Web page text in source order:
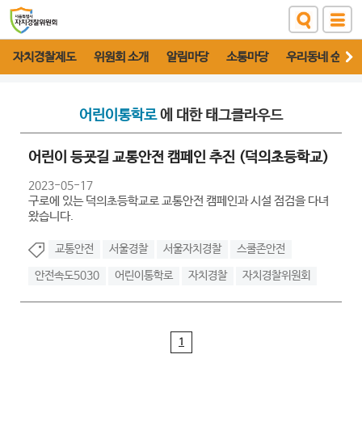
자치경찰제도 위원회 소개 알림마당 소통마당 우리동네 순찰대
어린이통학로에 대한 태그클라우드
어린이 등굣길 교통안전 캠페인 추진 (덕의초등학교)
2023-05-17
구로에 있는 덕의초등학교로 교통안전 캠페인과 시설 점검을 다녀
왔습니다.
교통안전 서울경찰 서울자치경찰 스쿨존안전
안전속도5030 어린이통학로 자치경찰 자치경찰위원회
1